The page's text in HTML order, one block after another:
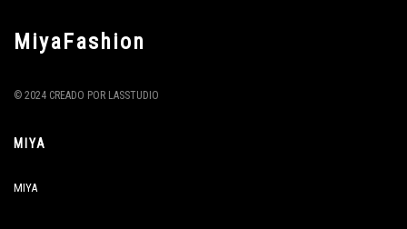
MiyaFashion
© 2024 CREADO POR LASSTUDIO
MIYA
MIYA